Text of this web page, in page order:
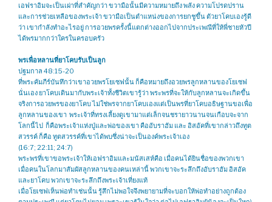
เอฟราอิมจะเป็นเผ่าที่สำคัญกว่า ขวามือนั้นมีความหมายถึง พลัง ความโปรดปราน
และการช่วยเหลือของพระเจ้า ขวามือเป็นตำแหน่งของการยกชูขึ้น ตัวยาโคบเองรู้ดี
ว่า เขากำลังทำอะไรอยู่ การอวยพรครั้งนี้แตกต่างออกไปจากประเพณีที่ให้พี่ชายหัวปี
ได้พรมากกว่าใครในครอบครัว
พรเพื่อหลานที่ยาโคบรับเป็นลูก
ปฐมกาล 48:15-20
ที่พระคัมภีร์บันทึกว่าเขาอวยพรโยเซฟนั้น ก็คือหมายถึงอวยพรลูกหลานของโยเซฟ
นั่นเอง ยาโคบเดินมากับพระเจ้าทั้งชีวิตเขารู้ว่า พระพรที่จะให้กับลูกหลานจะเกิดขึ้น
จริงการอวยพรของยาโคบ ไม่ใช่พรจากยาโคบเองแต่เป็นพรที่ยาโคบอธิษฐานขอเพื่อ
ลูกหลานของเขา พระเจ้าที่ทรงเลี้ยงดูเขามาแต่เล็กจนชรายาวนานจนเกือบจะจาก
โลกนี้ไป ก็คือพระเจ้าแห่งปู่และพ่อของเขา คืออับราฮัม และ อิสอัคที่เขากล่าวถึงทูต
สวรรค์ ก็คือ ทูตสวรรค์ที่เขาได้พบซึ่งน่าจะเป็นองค์พระเจ้าเอง
(16:7; 22:11; 24:7)
พระพรที่เขาขอพระเจ้าให้เอฟราอิมและมนัสเสห์คือ เมื่อคนได้ยินชื่อของพวกเขา
เมื่อคนในโลกมาสัมผัสลูกหลานของคนเหล่านี้ พวกเขาจะระลึกถึงอับราฮัม อิสอัค
และยาโคบ พวกเขาจะระลึกถึงพระเจ้าเที่ยงแท้
เมื่อโยเซฟเห็นพ่อทำเช่นนั้น รู้สึกไม่พอใจจึงพยายามที่จะบอกให้พ่อทำอย่างถูกต้อง